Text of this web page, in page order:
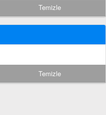
Temizle
Temizle